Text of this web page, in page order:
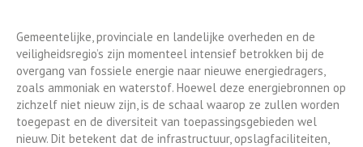
Gemeentelijke, provinciale en landelijke overheden en de
veiligheidsregio’s zijn momenteel intensief betrokken bij de
overgang van fossiele energie naar nieuwe energiedragers,
zoals ammoniak en waterstof. Hoewel deze energiebronnen op
zichzelf niet nieuw zijn, is de schaal waarop ze zullen worden
toegepast en de diversiteit van toepassingsgebieden wel
nieuw. Dit betekent dat de infrastructuur, opslagfaciliteiten,